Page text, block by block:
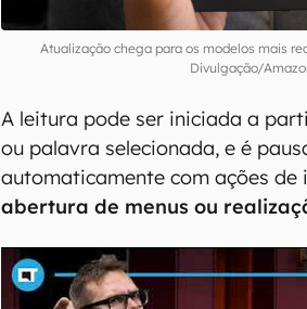
Atualização chega para os modelos mais
Divulgação/
A leitura pode ser iniciada a
ou palavra selecionada, e é
automaticamente com ações
abertura de menus ou